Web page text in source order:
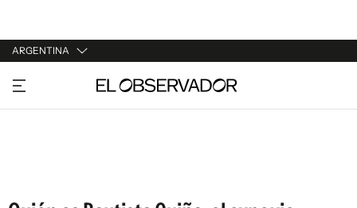
ARGENTINA
URUGUAY
ARGENTINA